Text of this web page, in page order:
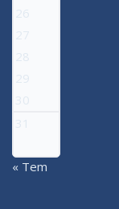
26
27
28
29
30
31
« Tem